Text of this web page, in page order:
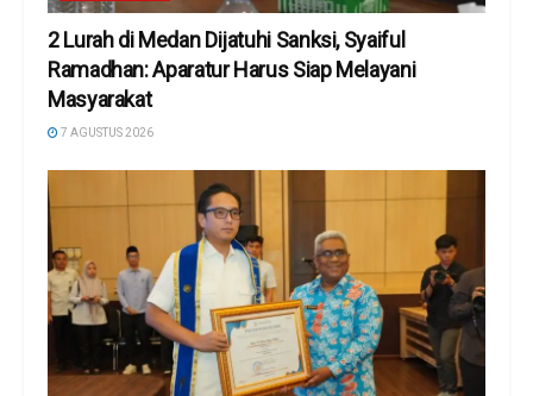
2 Lurah di Medan Dijatuhi Sanksi, Syaiful
Ramadhan: Aparatur Harus Siap Melayani
Masyarakat
7 AGUSTUS 2026